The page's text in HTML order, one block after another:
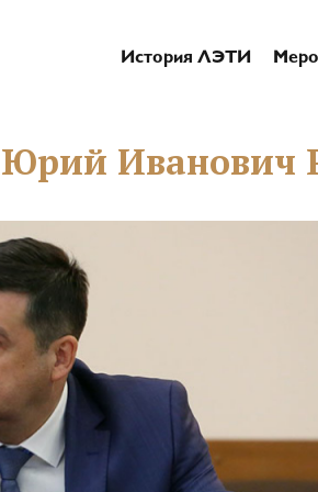
История ЛЭТИ
Юрий Иванович